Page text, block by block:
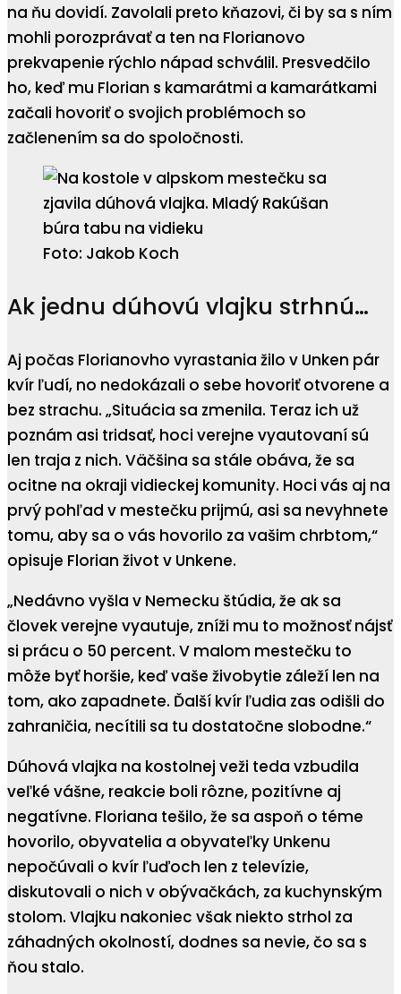
na ňu dovidí. Zavolali preto kňazovi, či by sa s ním
mohli porozprávať a ten na Florianovo
prekvapenie rýchlo nápad schválil. Presvedčilo
ho, keď mu Florian s kamarátmi a kamarátkami
začali hovoriť o svojich problémoch so
začlenením sa do spoločnosti.
Foto: Jakob Koch
Ak jednu dúhovú vlajku strhnú…
Aj počas Florianovho vyrastania žilo v Unken pár
kvír ľudí, no nedokázali o sebe hovoriť otvorene a
bez strachu. „Situácia sa zmenila. Teraz ich už
poznám asi tridsať, hoci verejne vyautovaní sú
len traja z nich. Väčšina sa stále obáva, že sa
ocitne na okraji vidieckej komunity. Hoci vás aj na
prvý pohľad v mestečku prijmú, asi sa nevyhnete
tomu, aby sa o vás hovorilo za vašim chrbtom,“
opisuje Florian život v Unkene.
„Nedávno vyšla v Nemecku štúdia, že ak sa
človek verejne vyautuje, zníži mu to možnosť nájsť
si prácu o 50 percent. V malom mestečku to
môže byť horšie, keď vaše živobytie záleží len na
tom, ako zapadnete. Ďalší kvír ľudia zas odišli do
zahraničia, necítili sa tu dostatočne slobodne.“
Dúhová vlajka na kostolnej veži teda vzbudila
veľké vášne, reakcie boli rôzne, pozitívne aj
negatívne. Floriana tešilo, že sa aspoň o téme
hovorilo, obyvatelia a obyvateľky Unkenu
nepočúvali o kvír ľuďoch len z televízie,
diskutovali o nich v obývačkách, za kuchynským
stolom. Vlajku nakoniec však niekto strhol za
záhadných okolností, dodnes sa nevie, čo sa s
ňou stalo.